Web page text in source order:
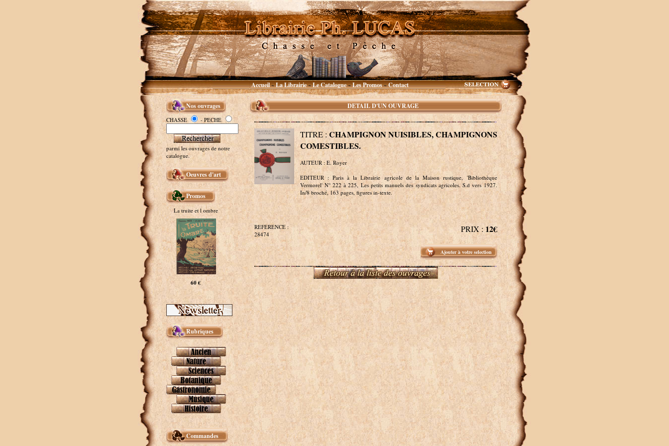
Accueil~La Librairie~Le Catalogue~Les Promos~Contact
Nos ouvrages
CHASSE - PECHE
parmi les ouvrages de notre
catalogue.
Oeuvres d'art
Promos
La truite et l ombre
60 €
Rubriques
Commandes
DETAIL D'UN OUVRAGE
TITRE : CHAMPIGNON NUISIBLES, CHAMPIGNONS
COMESTIBLES.
AUTEUR : E. Royer
EDITEUR : Paris à la Librairie agricole de la Maison rustique, 'Bibliothèque
Vermorel' N° 222 à 225, Les petits manuels des syndicats agricoles. S.d vers 1927.
In/8 broché, 163 pages, figures in-texte.
REFERENCE :
28474
PRIX : 12€
Ajouter à votre selection